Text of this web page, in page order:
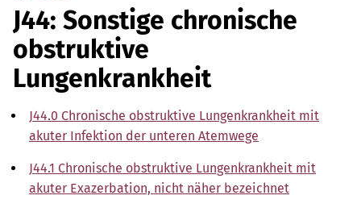
J44: Sonstige chronische
obstruktive
Lungenkrankheit
J44.0 Chronische obstruktive Lungenkrankheit mit
akuter Infektion der unteren Atemwege
J44.1 Chronische obstruktive Lungenkrankheit mit
akuter Exazerbation, nicht näher bezeichnet